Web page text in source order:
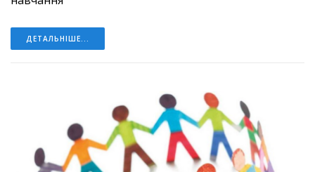
ДЕТАЛЬНІШЕ...